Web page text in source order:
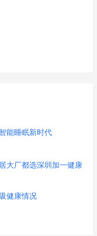
能睡眠新时代
大厂都选深圳加一健康
健康情况